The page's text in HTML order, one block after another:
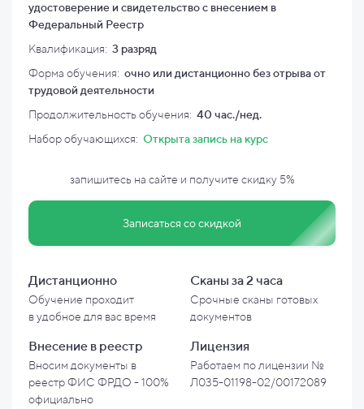
удостоверение и свидетельство с внесением в
Федеральный Реестр
Квалификация: 3 разряд
Форма обучения: очно или дистанционно без отрыва от
трудовой деятельности
Продолжительность обучения: 40 час./нед.
Набор обучающихся: Открыта запись на курс
запишитесь на сайте и получите скидку 5%
Записаться со скидкой
Дистанционно
Обучение проходит
вудобное для вас время
Сканы за 2 часа
Срочные сканы готовых
документов
Внесение в реестр
Вносим документы в
реестр ФИС ФРДО - 100%
официально
Лицензия
Работаем по лицензии №
Л035-01198-02/00172089